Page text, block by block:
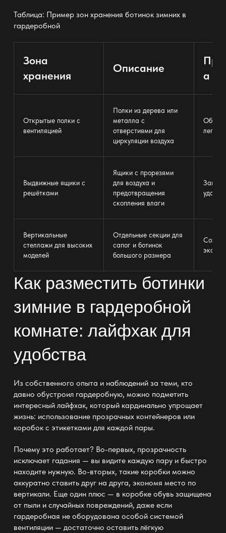
Таблица: Пример зон хранения ботинок зимних в
гардеробной
Зона
хранения
Описание
а
Открытые полкис
вентиляцией
Полки из дерева или
металла с
отверстиями для
циркуляции воздуха
Обувь
легко
Выдвижные ящикис
решётками
Ящики с прорезями
для воздуха и
предотвращения
скопления влаги
Вертикальные
стеллажидля высоких
моделей
Отдельные секции для
сапог и ботинок
большого размера
Как разместить ботинки
зимние в гардеробной
комнате: лайфхак для
удобства
Из собственного опыта и наблюдений за теми, кто
давно обустроил гардеробную, можно подметить
интересный лайфхак, который кардинально упрощает
жизнь: использование прозрачных контейнеров или
коробок с этикетками для каждой пары.
Почему это работает? Во-первых, прозрачность
исключает гадания — вы видите каждую пару и быстро
находите нужную. Во-вторых, такие коробки можно
аккуратно ставить друг на друга, экономя место по
вертикали. Еще один плюс — в коробке обувь защищена
от пыли и случайных повреждений, даже если
гардеробная не оборудована особой системой
вентиляции — достаточно оставить лёгкую